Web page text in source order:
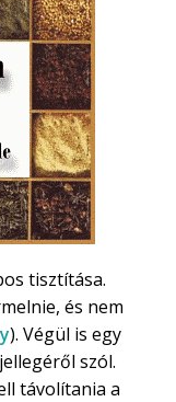
tisztítása.
és nem
). Végül is egy
szól.
távolítania a